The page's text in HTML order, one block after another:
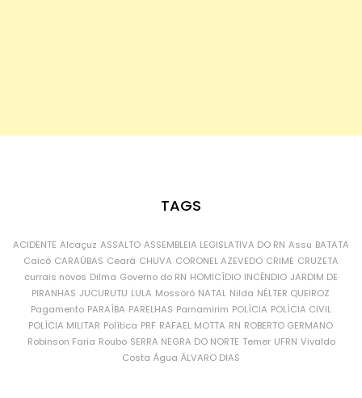
TAGS
ACIDENTE Alcaçuz ASSALTO ASSEMBLEIA LEGISLATIVA DO RN Assu BATATA
Caicó CARAÚBAS Ceará CHUVA CORONEL AZEVEDO CRIME CRUZETA
currais novos Dilma Governo do RN HOMICÍDIO INCÊNDIO JARDIM DE
PIRANHAS JUCURUTU LULA Mossoró NATAL Nilda NÉLTER QUEIROZ
Pagamento PARAÍBA PARELHAS Parnamirim POLÍCIA POLÍCIA CIVIL
POLÍCIA MILITAR Política PRF RAFAEL MOTTA RN ROBERTO GERMANO
Robinson Faria Roubo SERRA NEGRA DO NORTE Temer UFRN Vivaldo
Costa Água ÁLVARO DIAS